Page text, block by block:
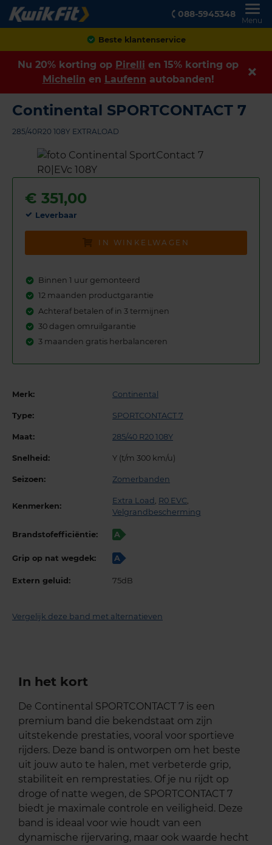
088-5945348
Menu
Achteraf betalen
Nu 20% korting op Pirelli en 15% korting op
Michelin en Laufenn autobanden!
Continental SPORTCONTACT 7
285/40R20 108Y EXTRALOAD
€ 351,00
Leverbaar
IN WINKELWAGEN
Binnen 1 uur gemonteerd
12 maanden productgarantie
Achteraf betalen of in 3 termijnen
30 dagen omruilgarantie
3 maanden gratis herbalanceren
Merk: Continental
Type: SPORTCONTACT 7
Maat: 285/40 R20 108Y
Snelheid: Y (t/m 300 km/u)
Seizoen: Zomerbanden
Kenmerken:
Extra Load R0 EVC
Velgrandbescherming
Brandstofefficiëntie: A
Grip op nat wegdek: A
Extern geluid: 75dB
Vergelijk deze band met alternatieven
In het kort
De Continental SPORTCONTACT 7 is een
premium band die bekendstaat om zijn
uitstekende prestaties, vooral voor sportieve
rijders. Deze band is ontworpen om het beste
uit jouw auto te halen, met verbeterde grip,
stabiliteit en remprestaties. Of je nu rijdt op
droge of natte wegen, de SPORTCONTACT 7
biedt je maximale controle en veiligheid. Deze
band is ideaal voor wie houdt van een
dynamische rijervaring, maar ook waarde hecht